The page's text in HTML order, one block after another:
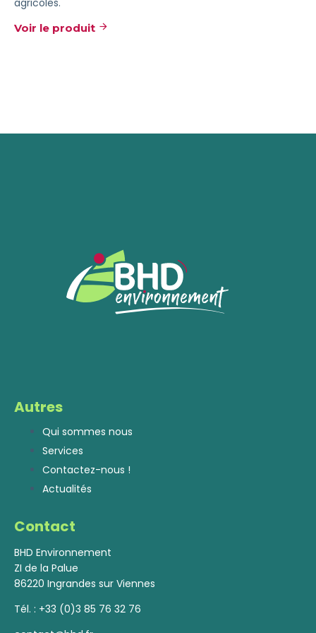
agricoles.
Voir le produit
Autres
Qui sommes nous
Services
Contactez-nous !
Actualités
Contact
BHD Environnement
ZI de la Palue
86220 Ingrandes sur Viennes
Tél. : +33 (0)3 85 76 32 76